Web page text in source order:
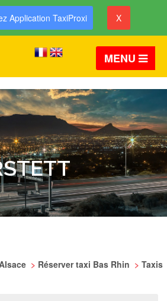
Application TaxiProxi X
MENU
> Réserver taxi Bas Rhin > Taxis